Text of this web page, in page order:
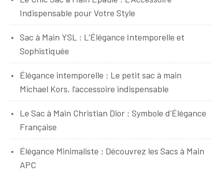
Indispensable pour Votre Style
Sac à Main YSL : L’Élégance Intemporelle et
Sophistiquée
Élégance intemporelle : Le petit sac à main
Michael Kors, l’accessoire indispensable
Le Sac à Main Christian Dior : Symbole d’Élégance
Française
Élégance Minimaliste : Découvrez les Sacs à Main
APC